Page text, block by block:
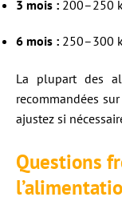
3 mois : 200–250
6 mois : 250–300
La plupart des
recommandées
ajustez si
Questions